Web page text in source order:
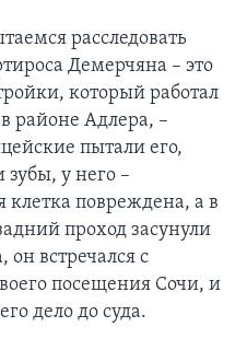
расследовать
Демерчяна – это
который работал
районе Адлера, –
пытали его,
у него –
клетка повреждена, а в
проход засунули
встречался с
посещения Сочи, и
дело до суда.